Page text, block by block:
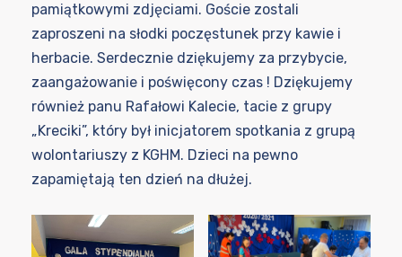
pamiątkowymi zdjęciami. Goście zostali
zaproszeni na słodki poczęstunek przy kawie i
herbacie. Serdecznie dziękujemy za przybycie,
zaangażowanie i poświęcony czas ! Dziękujemy
również panu Rafałowi Kalecie, tacie z grupy
„Kreciki”, który był inicjatorem spotkania z grupą
wolontariuszy z KGHM. Dzieci na pewno
zapamiętają ten dzień na dłużej.